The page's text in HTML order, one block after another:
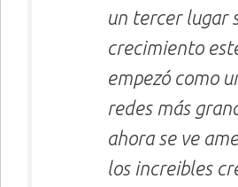
un tercer lugar
crecimiento
empezó como
redes más
ahora se ve
los increibles